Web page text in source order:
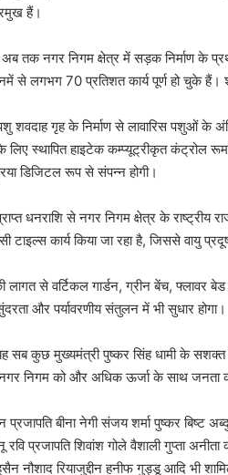
हैं।
अब तक नगर निगम क्षेत्र में सड़क निर्माण के
से लगभग 70 प्रतिशत कार्य पूर्ण हो चुके हैं।
शवदाह गृह के निर्माण से लावारिस पशुओं के
स्थापित हाइटेक कम्प्यूट्रीकृत कंट्रोल
डिजिटल रूप से संपन्न होगी।
धनराशि से नगर निगम क्षेत्र के
टाइल्स कार्य किया जा रहा है, जिससे वायु
से वर्टिकल गार्डन, ग्रीन बेंच, फ्लावर
और पर्यावरणीय संतुलन में भी सुधार होगा।
सब कुछ मुख्यमंत्री पुष्कर सिंह धामी के
नगर निगम को और अधिक ऊर्जा के साथ जनता
प्रजापति बीना नेगी संजय शर्मा पुष्कर बिष्ट
रवि प्रजापति शिवांश गोले वैशाली गुप्ता
नौशाद रियाजुद्दीन हनीफ गुड्डू आदि भी